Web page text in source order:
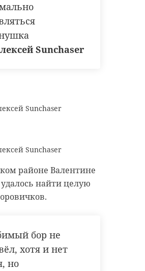
Sunchaser
Sunchaser
Sunchaser
районе Валентине
найти целую
бор не
хотя и нет
но